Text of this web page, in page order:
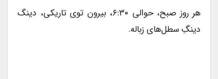
هر روز صبح، حوالی ۶:۳۰، بیرون توی تاریکی، دینگ
دینگِ سطل‌های زباله.